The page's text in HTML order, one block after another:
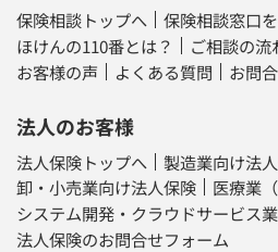
保険相談トップへ
保険相談窓口
ほけんの110番とは？
ご相談の流
お客様の声
よくある質問 お問
法人のお客様
法人保険トップへ
製造業向け法
卸・小売業向け法人保険
医療業
システム開発・クラウドサービス業
法人保険のお問合せフォーム